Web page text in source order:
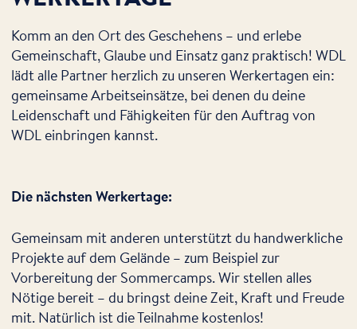
Komm an den Ort des Geschehens – und erlebe
Gemeinschaft, Glaube und Einsatz ganz praktisch! WDL
lädt alle Partner herzlich zu unseren Werkertagen ein:
gemeinsame Arbeitseinsätze, bei denen du deine
Leidenschaft und Fähigkeiten für den Auftrag von
WDL einbringen kannst.
Die nächsten Werkertage:
Gemeinsam mit anderen unterstützt du handwerkliche
Projekte auf dem Gelände – zum Beispiel zur
Vorbereitung der Sommercamps. Wir stellen alles
Nötige bereit – du bringst deine Zeit, Kraft und Freude
mit. Natürlich ist die Teilnahme kostenlos!